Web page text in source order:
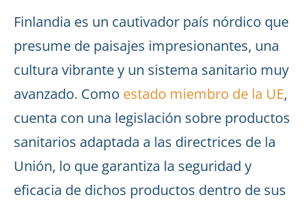
Finlandia es un cautivador país nórdico que
presume de paisajes impresionantes, una
cultura vibrante y un sistema sanitario muy
avanzado. Como estado miembro de la UE,
cuenta con una legislación sobre productos
sanitarios adaptada a las directrices de la
Unión, lo que garantiza la seguridad y
eficacia de dichos productos dentro de sus